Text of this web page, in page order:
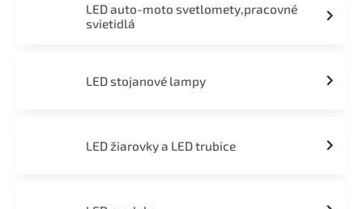
LED auto-moto svetlomety,pracovné
svietidlá
LED stojanové lampy
LED žiarovky a LED trubice